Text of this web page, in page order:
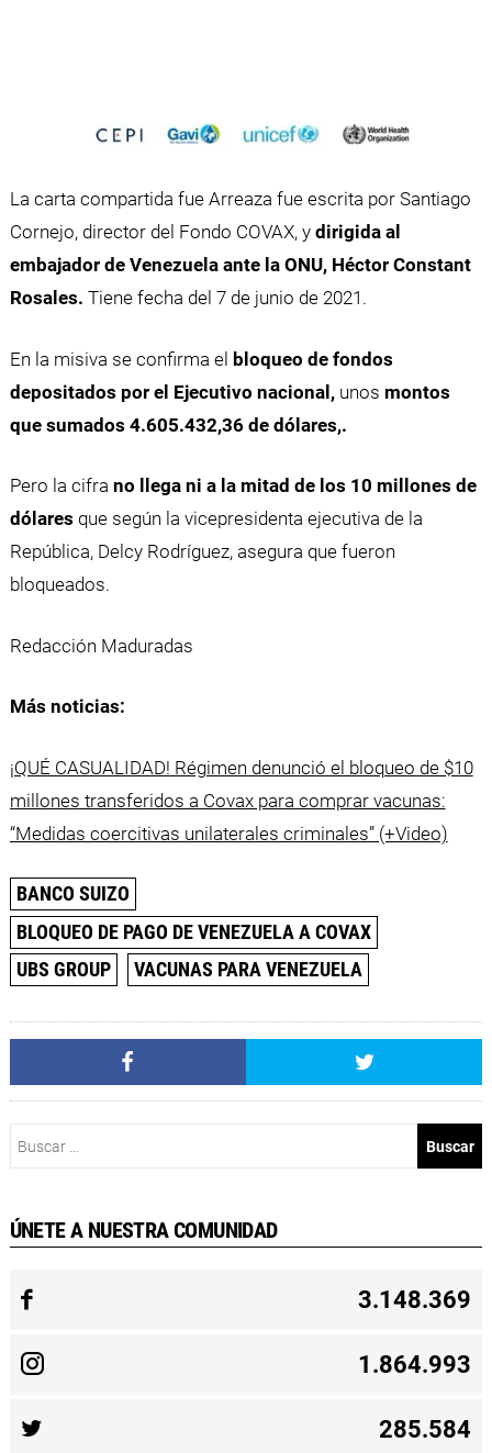
La carta compartida fue Arreaza fue escrita por Santiago
Cornejo, director del Fondo COVAX, y dirigida al
embajador de Venezuela ante la ONU, Héctor Constant
Rosales. Tiene fecha del 7 de junio de 2021.
En la misiva se confirma el bloqueo de fondos
depositados por el Ejecutivo nacional,unos montos
que sumados 4.605.432,36 de dólares,.
Pero la cifra no llega ni a la mitad de los 10 millones de
dólares que según la vicepresidenta ejecutiva de la
República, Delcy Rodríguez, asegura que fueron
bloqueados.
Redacción Maduradas
Más noticias:
¡QUÉ CASUALIDAD! Régimen denunció el bloqueo de $10
millones transferidos a Covax para comprar vacunas:
“Medidas coercitivas unilaterales criminales” (+Video)
BANCO SUIZO
BLOQUEO DE PAGO DE VENEZUELA A COVAX
UBS GROUP
VACUNAS PARA VENEZUELA
ÚNETE A NUESTRA COMUNIDAD
3.148.369
1.864.993
285.584